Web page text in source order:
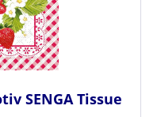
SENGA Tissue